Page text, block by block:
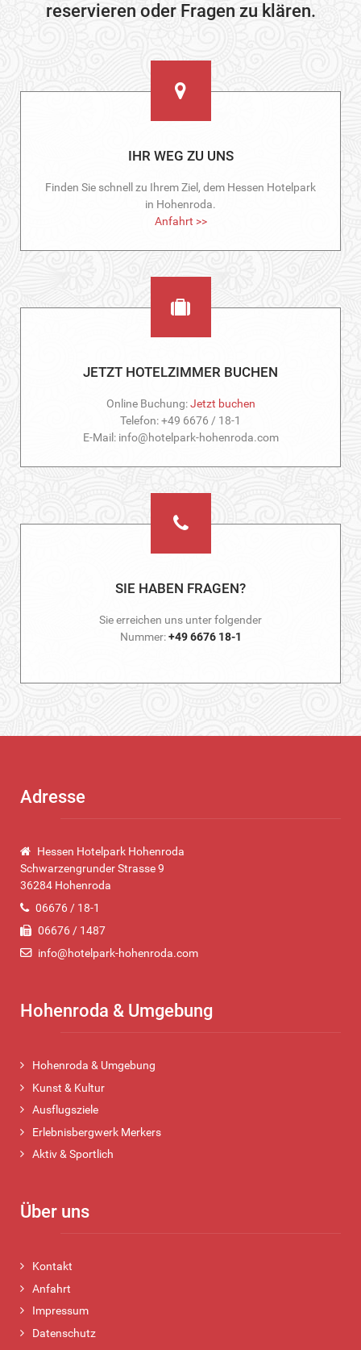
reservieren oder Fragen zu klären.
IHR WEG ZU UNS
Finden Sie schnell zu Ihrem Ziel, dem Hessen Hotelpark
in Hohenroda.
Anfahrt >>
JETZT HOTELZIMMER BUCHEN
Online Buchung:Jetzt buchen
Telefon: +49 6676 / 18-1
E-Mail: info@hotelpark-hohenroda.com
SIE HABEN FRAGEN?
Sie erreichen uns unter folgender
Nummer:+49 6676 18-1
Adresse
Hessen Hotelpark Hohenroda
Schwarzengrunder Strasse 9
36284 Hohenroda
06676 / 18-1
06676 / 1487
info@hotelpark-hohenroda.com
Hohenroda & Umgebung
Hohenroda & Umgebung
Kunst & Kultur
Ausflugsziele
Erlebnisbergwerk Merkers
Aktiv & Sportlich
Über uns
Kontakt
Anfahrt
Impressum
Datenschutz